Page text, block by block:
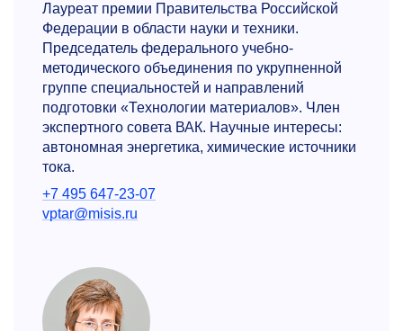
Лауреат премии Правительства Российской
Федерации в области науки и техники.
Председатель федерального учебно-
методического объединения по укрупненной
группе специальностей и направлений
подготовки «Технологии материалов». Член
экспертного совета ВАК. Научные интересы:
автономная энергетика, химические источники
тока.
+7 495 647-23-07
vptar@misis.ru